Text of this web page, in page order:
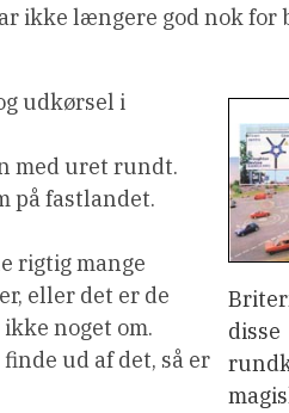
ikke længere god nok for
disse
udkørsel i
med uret rundt.
på fastlandet.
rigtig mange
eller det er de
noget om.
ud af det, så er